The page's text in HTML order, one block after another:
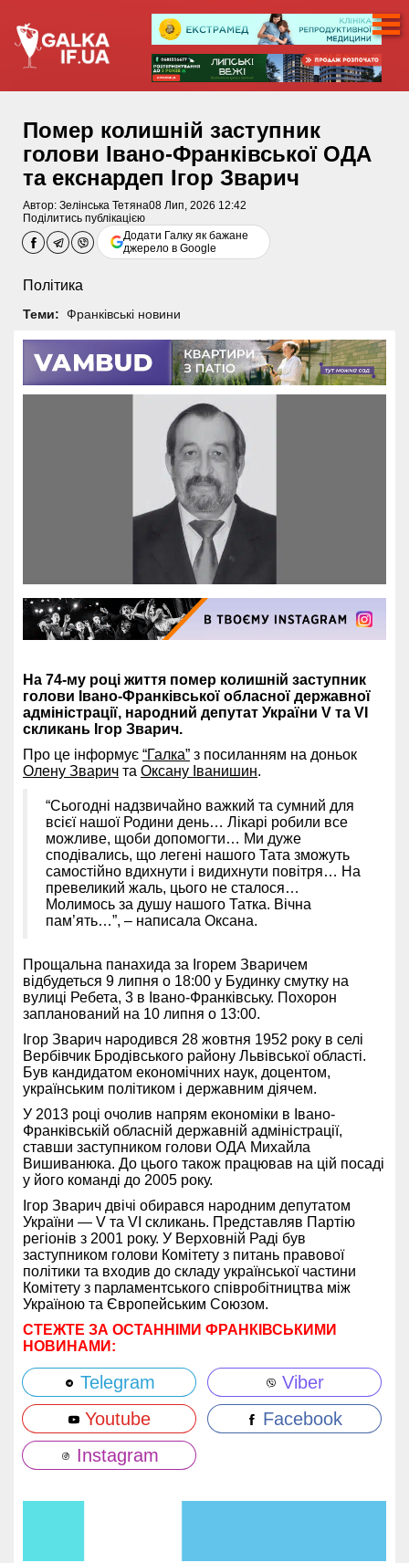
Помер колишній заступник
голови Івано-Франківської ОДА
та екснардеп Ігор Зварич
Автор: Зелінська Тетяна08 Лип, 2026 12:42
Поділитись публікацією
Додати Галку як бажане
джерело в Google
Політика
Теми: Франківські новини
На 74-му році життя помер колишній заступник
голови Івано-Франківської обласної державної
адміністрації, народний депутат України V та VI
скликань Ігор Зварич.
Про це інформує “Галка” з посиланням на доньок
Олену Зварич та Оксану Іванишин.
“Сьогодні надзвичайно важкий та сумний для
всієї нашої Родини день… Лікарі робили все
можливе, щоби допомогти… Ми дуже
сподівались, що легені нашого Тата зможуть
самостійно вдихнути і видихнути повітря… На
превеликий жаль, цього не сталося…
Молимось за душу нашого Татка. Вічна
пам’ять…”, – написала Оксана.
Прощальна панахида за Ігорем Зваричем
відбудеться 9 липня о 18:00 у Будинку смутку на
вулиці Ребета, 3 в Івано-Франківську. Похорон
запланований на 10 липня о 13:00.
Ігор Зварич народився 28 жовтня 1952 року в селі
Вербівчик Бродівського району Львівської області.
Був кандидатом економічних наук, доцентом,
українським політиком і державним діячем.
У 2013 році очолив напрям економіки в Івано-
Франківській обласній державній адміністрації,
ставши заступником голови ОДА Михайла
Вишиванюка. До цього також працював на цій посаді
у його команді до 2005 року.
Ігор Зварич двічі обирався народним депутатом
України — V та VI скликань. Представляв Партію
регіонів з 2001 року. У Верховній Раді був
заступником голови Комітету з питань правової
політики та входив до складу української частини
Комітету з парламентського співробітництва між
Україною та Європейським Союзом.
СТЕЖТЕ ЗА ОСТАННІМИ ФРАНКІВСЬКИМИ
НОВИНАМИ:
Telegram
Viber
Youtube
Facebook
Instagram